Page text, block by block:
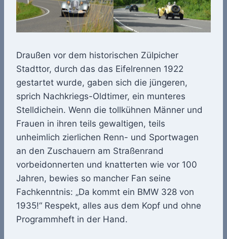
Draußen vor dem historischen Zülpicher
Stadttor, durch das das Eifelrennen 1922
gestartet wurde, gaben sich die jüngeren,
sprich Nachkriegs-Oldtimer, ein munteres
Stelldichein. Wenn die tollkühnen Männer und
Frauen in ihren teils gewaltigen, teils
unheimlich zierlichen Renn- und Sportwagen
an den Zuschauern am Straßenrand
vorbeidonnerten und knatterten wie vor 100
Jahren, bewies so mancher Fan seine
Fachkenntnis: „Da kommt ein BMW 328 von
1935!“ Respekt, alles aus dem Kopf und ohne
Programmheft in der Hand.